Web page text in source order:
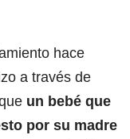
hace
a través de
un bebé que
por su madre